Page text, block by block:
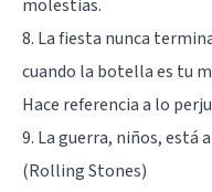
molestias.
8. La fiesta nunca
cuando la botella es tu
Hace referencia a lo
9. La guerra, niños, está
(Rolling Stones)